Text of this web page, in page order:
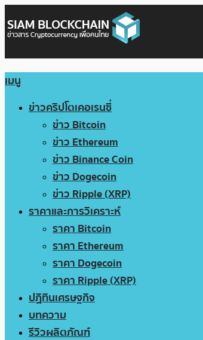
เมนู
ข่าวคริปโตเคอเรนซี่
ข่าว Bitcoin
ข่าว Ethereum
ข่าว Binance Coin
ข่าว Dogecoin
ข่าว Ripple (XRP)
ราคาและการวิเคราะห์
ราคา Bitcoin
ราคา Ethereum
ราคา Dogecoin
ราคา Ripple (XRP)
ปฏิทินเศรษฐกิจ
บทความ
รีวิวผลิตภัณฑ์